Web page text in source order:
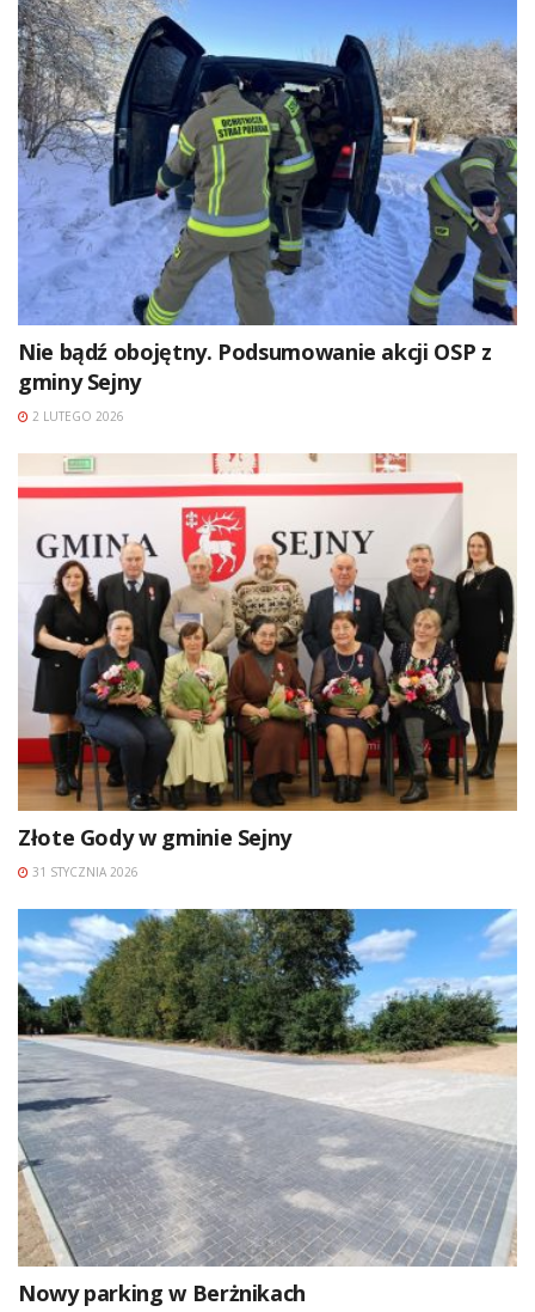
Nie bądź obojętny. Podsumowanie akcji OSP z
gminy Sejny
2 LUTEGO 2026
Złote Gody w gminie Sejny
31 STYCZNIA 2026
Nowy parking w Berżnikach